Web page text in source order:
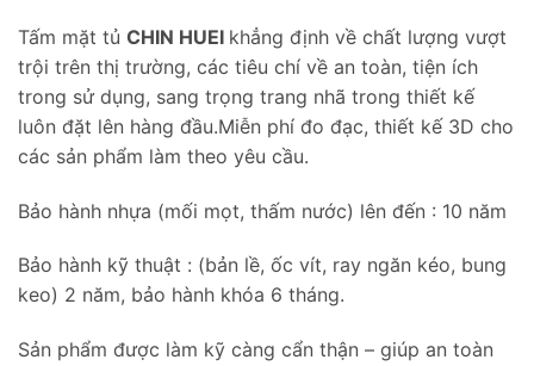
Tấm mặt tủ CHIN HUEI khẳng định về chất lượng vượt
trội trên thị trường, các tiêu chí về an toàn, tiện ích
trong sử dụng, sang trọng trang nhã trong thiết kế
luôn đặt lên hàng đầu.Miễn phí đo đạc, thiết kế 3D cho
các sản phẩm làm theo yêu cầu.
Bảo hành nhựa (mối mọt, thấm nước) lên đến : 10 năm
Bảo hành kỹ thuật : (bản lề, ốc vít, ray ngăn kéo, bung
keo) 2 năm, bảo hành khóa 6 tháng.
Sản phẩm được làm kỹ càng cẩn thận – giúp an toàn